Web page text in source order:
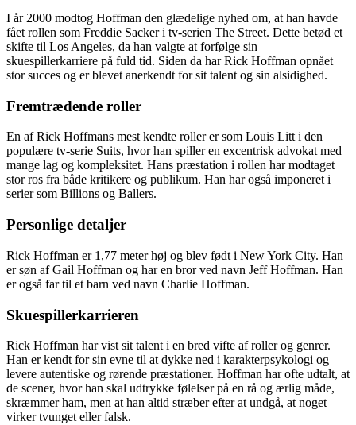
I år 2000 modtog Hoffman den glædelige nyhed om, at han havde
fået rollen som Freddie Sacker i tv-serien The Street. Dette betød et
skifte til Los Angeles, da han valgte at forfølge sin
skuespillerkarriere på fuld tid. Siden da har Rick Hoffman opnået
stor succes og er blevet anerkendt for sit talent og sin alsidighed.
Fremtrædende roller
En af Rick Hoffmans mest kendte roller er som Louis Litt i den
populære tv-serie Suits, hvor han spiller en excentrisk advokat med
mange lag og kompleksitet. Hans præstation i rollen har modtaget
stor ros fra både kritikere og publikum. Han har også imponeret i
serier som Billions og Ballers.
Personlige detaljer
Rick Hoffman er 1,77 meter høj og blev født i New York City. Han
er søn af Gail Hoffman og har en bror ved navn Jeff Hoffman. Han
er også far til et barn ved navn Charlie Hoffman.
Skuespillerkarrieren
Rick Hoffman har vist sit talent i en bred vifte af roller og genrer.
Han er kendt for sin evne til at dykke ned i karakterpsykologi og
levere autentiske og rørende præstationer. Hoffman har ofte udtalt, at
de scener, hvor han skal udtrykke følelser på en rå og ærlig måde,
skræmmer ham, men at han altid stræber efter at undgå, at noget
virker tvunget eller falsk.